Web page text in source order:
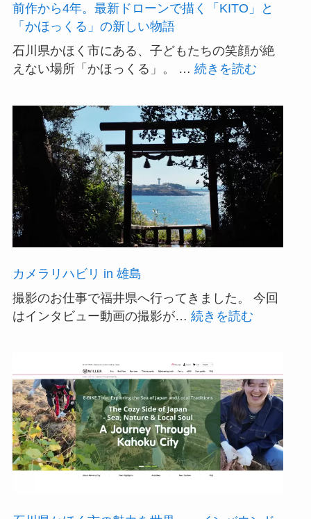
前作から4年。最新ドローンで描く「KITO」と
「かほっくる」の新しい物語
石川県かほく市にある、子どもたちの笑顔が絶
えない場所「かほっくる」。 … 続きを読む:
作
か
ら
4
年。
最
新
ロ
で
と
「か
ほ
っ
く
る」
カメラリハビリ in 雄島
撮影のお仕事で福井県へ行ってきました。 今回
はインタビュー動画の撮影が… 続きを読む:
リ
ハ
ビ
リ
in